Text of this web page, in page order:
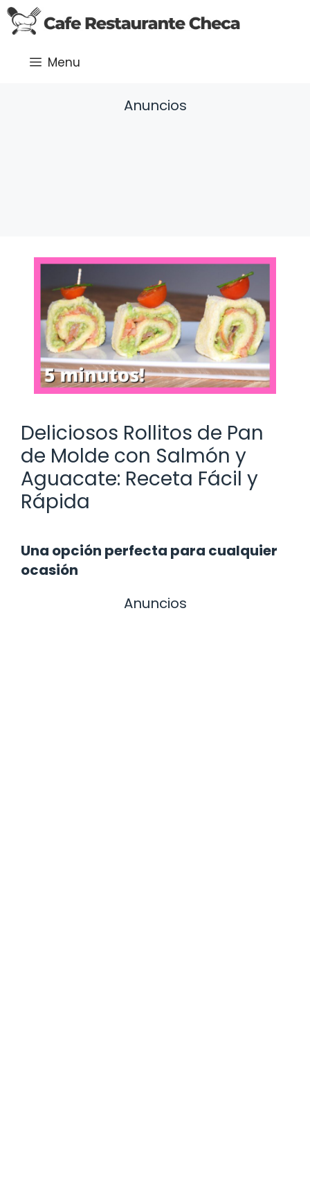
Saltar
al
Menu
Anuncios
Deliciosos Rollitos de Pan
de Molde con Salmón y
Aguacate: Receta Fácil y
Rápida
Una opción perfecta para cualquier
ocasión
Anuncios